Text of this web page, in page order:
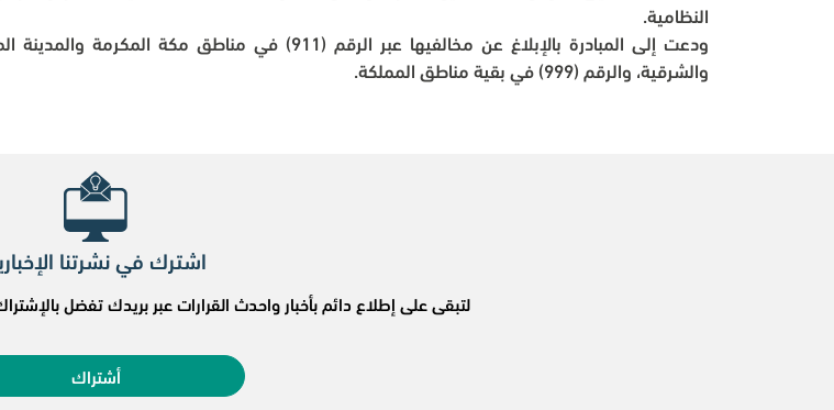
النظامية.
والشرقية، والرقم (999) في بقية مناطق المملكة.
اشترك في نشرتنا
لتبقى على إطلاع دائم بأخبار واحدث القرارات عبر بريدك تفضل
أشتراك